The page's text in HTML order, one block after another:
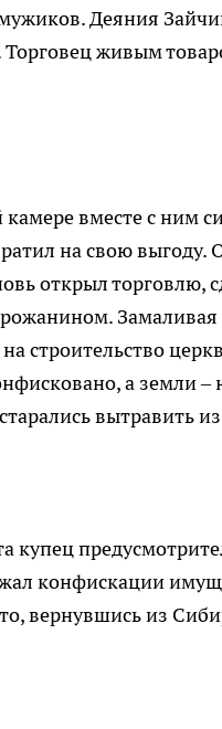
Деяния
Торговец живым
вместе с ним
на свою
открыл торговлю,
Замаливая
строительство
а земли
вытравить
купец
конфискации
вернувшись из